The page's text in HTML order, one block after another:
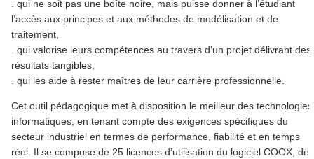
. qui ne soit pas une boîte noire, mais puisse donner à l’étudiant
l’accès aux principes et aux méthodes de modélisation et de
traitement,
. qui valorise leurs compétences au travers d’un projet délivrant des
résultats tangibles,
. qui les aide à rester maîtres de leur carrière professionnelle.
Cet outil pédagogique met à disposition le meilleur des technologies
informatiques, en tenant compte des exigences spécifiques du
secteur industriel en termes de performance, fiabilité et en temps
réel. Il se compose de 25 licences d’utilisation du logiciel COOX, de